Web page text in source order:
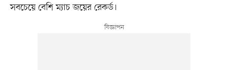
সবচেয়ে বেশি ম্যাচ জয়ের রেকর্ড।